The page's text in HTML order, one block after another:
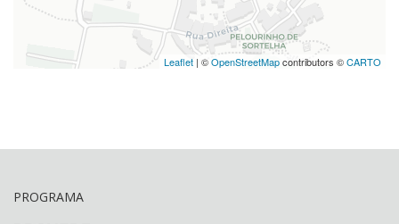
Leaflet | ©OpenStreetMapcontributors ©CARTO
PROGRAMA